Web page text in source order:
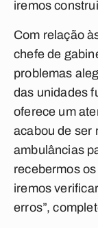
iremos
Com relação
chefe de
problemas
das unidades
oferece um
acabou de ser
ambulâncias
recebermos
iremos
erros”,